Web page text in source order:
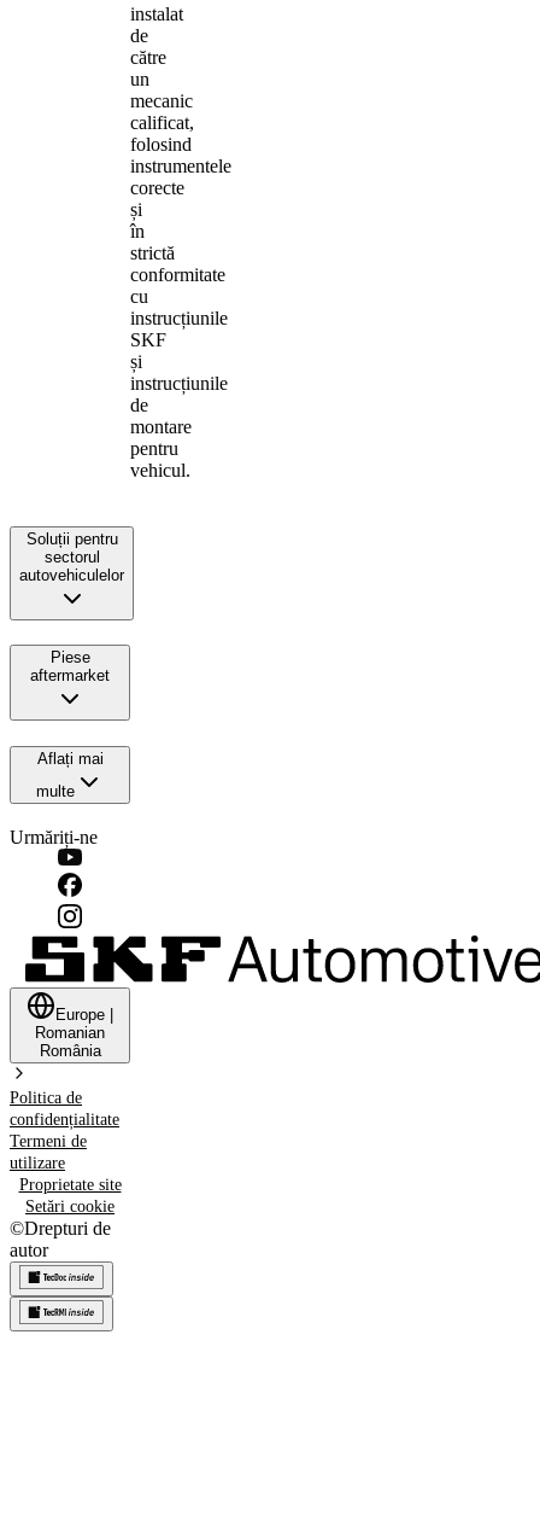
instalat
de
către
un
mecanic
calificat,
folosind
instrumentele
corecte
și
în
strictă
conformitate
cu
instrucțiunile
SKF
și
instrucțiunile
de
montare
pentru
vehicul.
Soluții pentru
sectorul
autovehiculelor
Piese
aftermarket
Aflați mai
multe
Urmăriți-ne
Europe
Romanian
România
Politica de
confidențialitate
Termeni de
utilizare
Proprietate site
Setări cookie
©Drepturi de
autor